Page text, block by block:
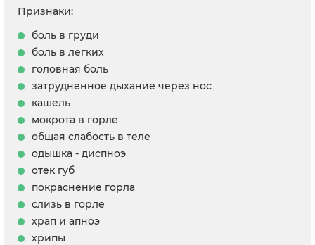
Признаки:
боль в груди
боль в легких
головная боль
затрудненное дыхание через нос
кашель
мокрота в горле
общая слабость в теле
одышка - диспноэ
отек губ
покраснение горла
слизь в горле
храп и апноэ
хрипы